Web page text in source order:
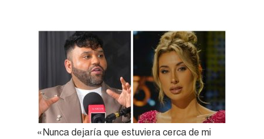
«Nunca dejaría que estuviera cerca de mi